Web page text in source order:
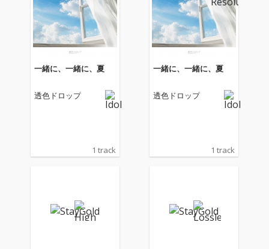
一緒に、一緒に、夏
透色ドロップ
1 track
一緒に、一緒に、夏
透色ドロップ
1 track